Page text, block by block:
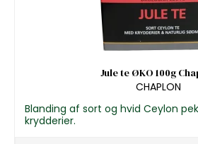
Jule te ØKO 100g
CHAPLON
Blanding af sort og hvid Ceylon
krydderier.